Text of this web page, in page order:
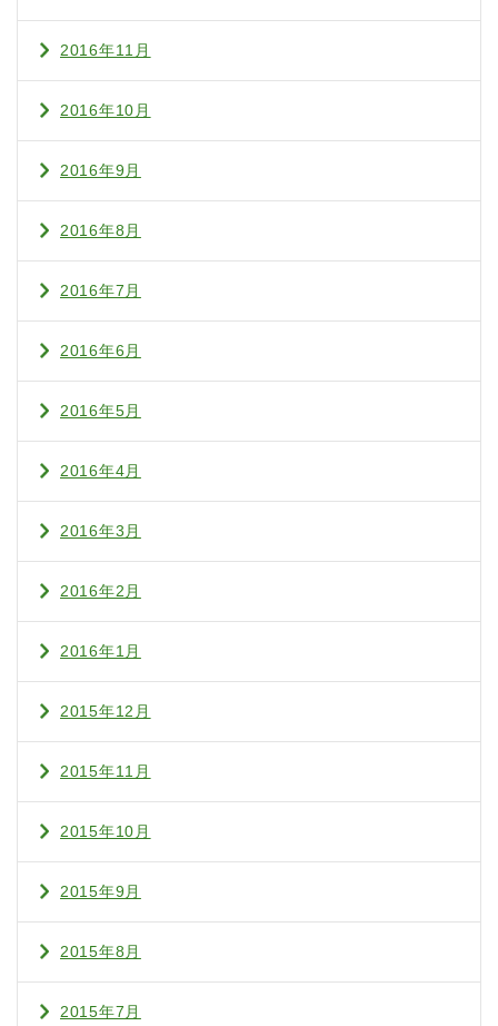
2016年11月
2016年10月
2016年9月
2016年8月
2016年7月
2016年6月
2016年5月
2016年4月
2016年3月
2016年2月
2016年1月
2015年12月
2015年11月
2015年10月
2015年9月
2015年8月
2015年7月